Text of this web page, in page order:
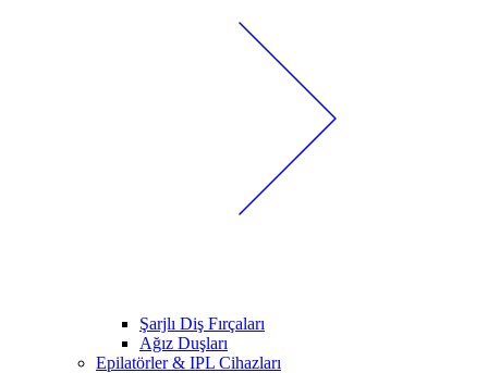
Şarjlı Diş Fırçaları
Ağız Duşları
Epilatörler & IPL Cihazları